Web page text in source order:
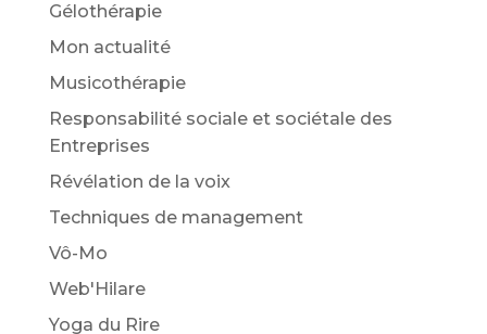
Gélothérapie
Mon actualité
Musicothérapie
Responsabilité sociale et sociétale des
Entreprises
Révélation de la voix
Techniques de management
Vô-Mo
Web'Hilare
Yoga du Rire